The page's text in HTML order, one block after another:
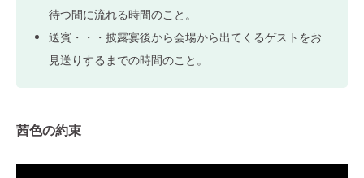
待つ間に流れる時間のこと。
送賓・・・披露宴後から会場から出てくるゲストをお
見送りするまでの時間のこと。
茜色の約束